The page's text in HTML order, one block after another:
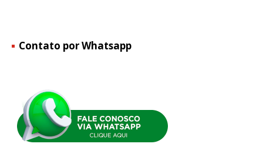
Contato por Whatsapp